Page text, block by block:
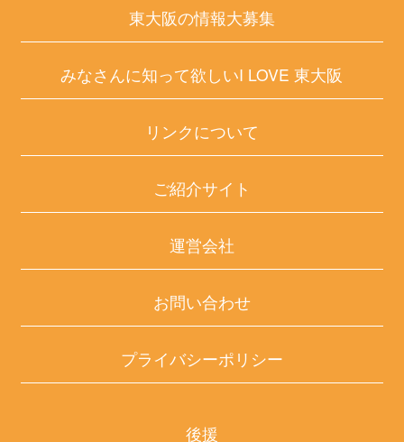
東大阪の情報大募集
みなさんに知って欲しいI LOVE 東大阪
リンクについて
ご紹介サイト
運営会社
お問い合わせ
プライバシーポリシー
後援